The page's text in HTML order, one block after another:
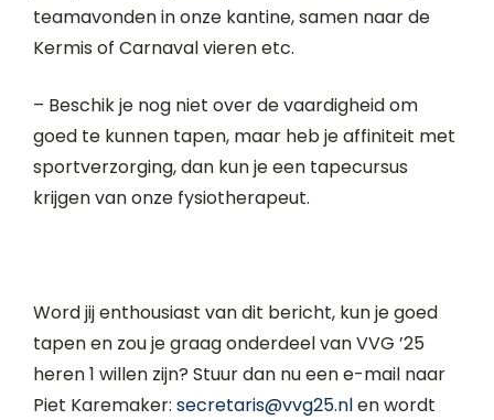
teamavonden in onze kantine, samen naar de
Kermis of Carnaval vieren etc.
– Beschik je nog niet over de vaardigheid om
goed te kunnen tapen, maar heb je affiniteit met
sportverzorging, dan kun je een tapecursus
krijgen van onze fysiotherapeut.
Word jij enthousiast van dit bericht, kun je goed
tapen en zou je graag onderdeel van VVG ’25
heren 1 willen zijn? Stuur dan nu een e-mail naar
Piet Karemaker: secretaris@vvg25.nlen wordt